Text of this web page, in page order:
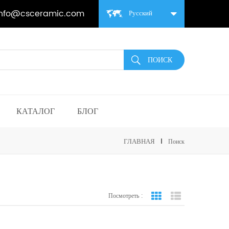
Русский
КАТАЛОГ БЛОГ
ГЛАВНАЯ Поиск
Посмотреть : вид сетки